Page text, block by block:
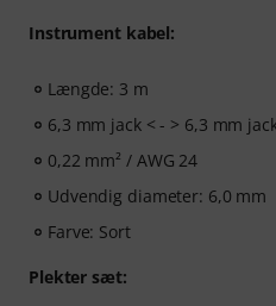
Instrument kabel:
Længde: 3 m
6,3 mm jack < - > 6,3 mm
0,22 mm² / AWG 24
Udvendig diameter: 6,0 mm
Farve: Sort
Plekter sæt: